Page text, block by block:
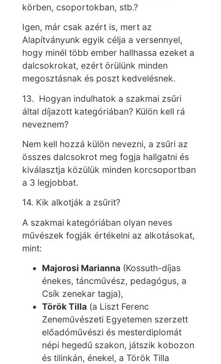
körben, csoportokban, stb.?
Igen, már csak azért is, mert az
Alapítványunk egyik célja a versennyel,
hogy minél több ember hallhassa ezeket a
dalcsokrokat, ezért örülünk minden
megosztásnak és poszt kedvelésnek.
13. Hogyan indulhatok a szakmai zsűri
által díjazott kategóriában? Külön kell rá
neveznem?
Nem kell hozzá külön nevezni, a zsűri az
összes dalcsokrot meg fogja hallgatni és
kiválasztja közülük minden korcsoportban
a 3 legjobbat.
14. Kik alkotják a zsűrit?
A szakmai kategóriában olyan neves
művészek fogják értékelni az alkotásokat,
mint:
Majorosi Marianna (Kossuth-díjas
énekes, táncművész, pedagógus, a
Csík zenekar tagja),
Török Tilla (a Liszt Ferenc
Zeneművészeti Egyetemen szerzett
előadóművészi és mesterdiplomát
népi hegedű szakon, játszik kobozon
és tilinkán, énekel, a Török Tilla